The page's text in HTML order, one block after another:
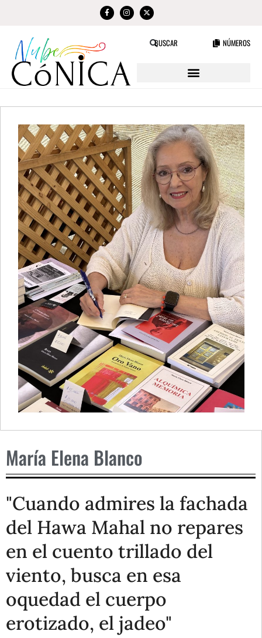
BUSCAR NÚMEROS
María Elena Blanco
"Cuando admires la fachada
del Hawa Mahal no repares
en el cuento trillado del
viento, busca en esa
oquedad el cuerpo
erotizado, el jadeo"